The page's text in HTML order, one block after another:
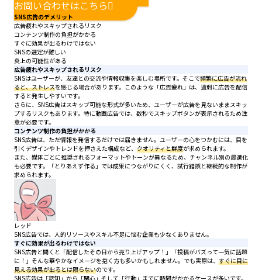
お問い合わせはこちら
SNS広告のデメリット
広告疲れやスキップされるリスク
コンテンツ制作の負担がかかる
すぐに効果が出るわけではない
SNSの選定が難しい
炎上の可能性がある
広告疲れやスキップされるリスク
SNSはユーザーが、友達との交流や情報収集を楽しむ場所です。そこで頻繁に広告が流れ
ると、ストレスを感じる場合があります。このような「広告疲れ」は、過剰に広告を配信
すると発生しやすいです。
さらに、SNS広告はスキップ可能な形式が多いため、ユーザーが広告を見ないままスキッ
プするリスクもあります。特に動画広告では、数秒でスキップボタンが表示されるため注
意が必要です。
コンテンツ制作の負担がかかる
SNS広告は、ただ情報を発信するだけでは届きません。ユーザーの心をつかむには、目を
引くデザインやトレンドを押さえた構成など、 クオリティと鮮度が求められます。
また、媒体ごとに推奨されるフォーマットやトーンが異なるため、チャンネル別の最適化
も必要です。「とりあえず作る」では成果につながりにくく、試行錯誤と継続的な制作が
求められます。
レッド
SNS広告では、人的リソースやスキル不足に悩む企業も少なくありません。
すぐに効果が出るわけではない
SNS広告と聞くと「配信したその日から売り上げアップ！」「投稿がバズって一気に話題
に！」そんな華やかなイメージを抱く方も多いかもしれません。でも実際は、 すぐに目に
見える効果が出るとは限らないのです。
SNS広告は「認知」から「関心」そして「行動」までに時間がかかるケースが多いです。